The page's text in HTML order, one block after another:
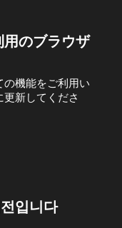
のブラウザ
機能をご利用い
新してくださ
입니다